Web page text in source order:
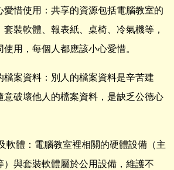
愛惜使用：共享的資源包括電腦教室的
裝軟體、報表紙、桌椅、冷氣機等，
用，每個人都應該小心愛惜。
檔案資料：別人的檔案資料是辛苦建
意破壞他人的檔案資料，是缺乏公德心
軟體：電腦教室裡相關的硬體設備（主
）與套裝軟體屬於公用設備，維護不